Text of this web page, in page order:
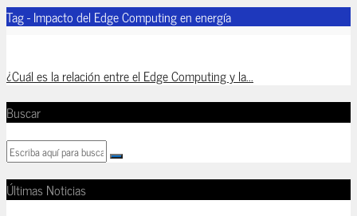
Tag - Impacto del Edge Computing en energía
¿Cuál es la relación entre el Edge Computing y la...
Buscar
Últimas Noticias